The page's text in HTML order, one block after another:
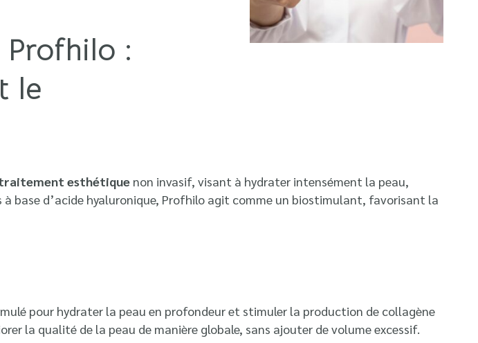
:
le
esthétique non invasif, visant à hydrater intensément la peau,
base d’acide hyaluronique, Profhilo agit comme un biostimulant, favorisant la
pour hydrater la peau en profondeur et stimuler la production de collagène
la qualité de la peau de manière globale, sans ajouter de volume excessif.